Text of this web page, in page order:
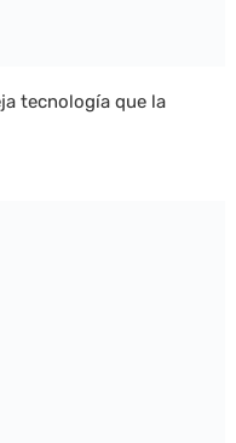
tecnología que la